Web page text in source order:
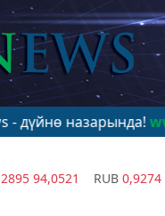
94,0521 RUB 0,9274